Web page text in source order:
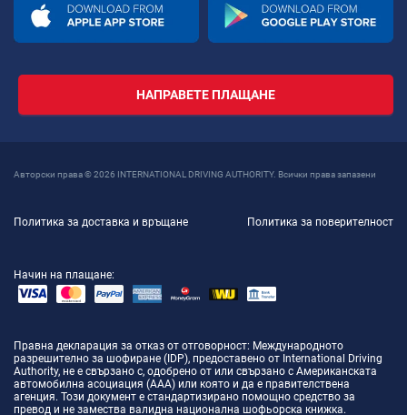
НАПРАВЕТЕ ПЛАЩАНЕ
Авторски права © 2026 INTERNATIONAL DRIVING AUTHORITY. Всички права запазени
Политика за доставка и връщане Политика за поверителност
Начин на плащане:
Правна декларация за отказ от отговорност: Международното
разрешително за шофиране (IDP), предоставено от International Driving
Authority, не е свързано с, одобрено от или свързано с Американската
автомобилна асоциация (AAA) или която и да е правителствена
агенция. Този документ е стандартизирано помощно средство за
превод и не замества валидна национална шофьорска книжка.